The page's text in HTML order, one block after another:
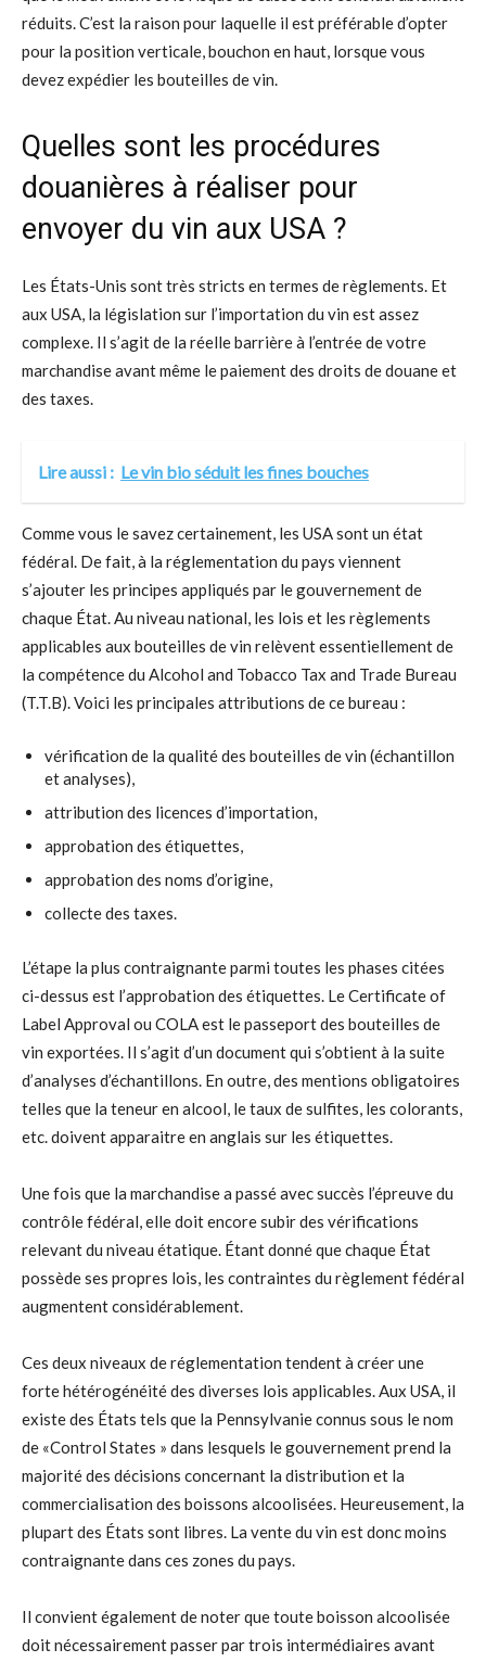
réduits. C’est la raison pour laquelle il est préférable d’opter
pour la position verticale, bouchon en haut, lorsque vous
devez expédier les bouteilles de vin.
Quelles sont les procédures
douanières à réaliser pour
envoyer du vin aux USA ?
Les États-Unis sont très stricts en termes de règlements. Et
aux USA, la législation sur l’importation du vin est assez
complexe. Il s’agit de la réelle barrière à l’entrée de votre
marchandise avant même le paiement des droits de douane et
des taxes.
Lire aussi : Le vin bio séduit les fines bouches
Comme vous le savez certainement, les USA sont un état
fédéral. De fait, à la réglementation du pays viennent
s’ajouter les principes appliqués par le gouvernement de
chaque État. Au niveau national, les lois et les règlements
applicables aux bouteilles de vin relèvent essentiellement de
la compétence du Alcohol and Tobacco Tax and Trade Bureau
(T.T.B). Voici les principales attributions de ce bureau :
vérification de la qualité des bouteilles de vin (échantillon
et analyses),
attribution des licences d’importation,
approbation des étiquettes,
approbation des noms d’origine,
collecte des taxes.
L’étape la plus contraignante parmi toutes les phases citées
ci-dessus est l’approbation des étiquettes. Le Certificate of
Label Approval ou COLA est le passeport des bouteilles de
vin exportées. Il s’agit d’un document qui s’obtient à la suite
d’analyses d’échantillons. En outre, des mentions obligatoires
telles que la teneur en alcool, le taux de sulfites, les colorants,
etc. doivent apparaitre en anglais sur les étiquettes.
Une fois que la marchandise a passé avec succès l’épreuve du
contrôle fédéral, elle doit encore subir des vérifications
relevant du niveau étatique. Étant donné que chaque État
possède ses propres lois, les contraintes du règlement fédéral
augmentent considérablement.
Ces deux niveaux de réglementation tendent à créer une
forte hétérogénéité des diverses lois applicables. Aux USA, il
existe des États tels que la Pennsylvanie connus sous le nom
de «Control States » dans lesquels le gouvernement prend la
majorité des décisions concernant la distribution et la
commercialisation des boissons alcoolisées. Heureusement, la
plupart des États sont libres. La vente du vin est donc moins
contraignante dans ces zones du pays.
Il convient également de noter que toute boisson alcoolisée
doit nécessairement passer par trois intermédiaires avant